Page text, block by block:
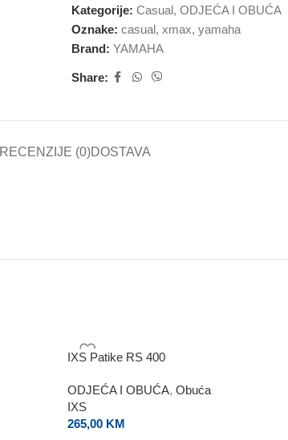
Kategorije: Casual, ODJEĆA I OBUĆA
Oznake: casual, xmax, yamaha
Brand: YAMAHA
Share:
RECENZIJE (0)DOSTAVA
IXS Patike RS 400
ODJEĆA I OBUĆA, Obuća
IXS
265,00 KM